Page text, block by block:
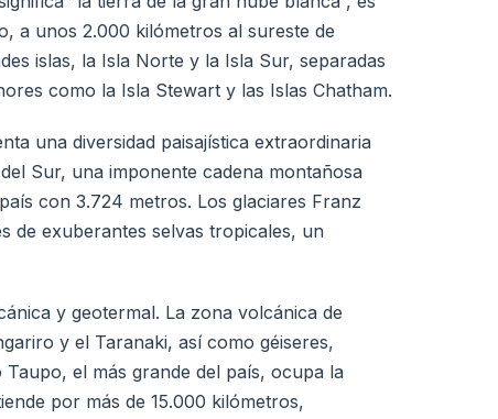
a unos 2.000 kilómetros al sureste de
islas, la Isla Norte y la Isla Sur, separadas
como la Isla Stewart y las Islas Chatham.
una diversidad paisajística extraordinaria
Sur, una imponente cadena montañosa
con 3.724 metros. Los glaciares Franz
de exuberantes selvas tropicales, un
y geotermal. La zona volcánica de
y el Taranaki, así como géiseres,
el más grande del país, ocupa la
por más de 15.000 kilómetros,